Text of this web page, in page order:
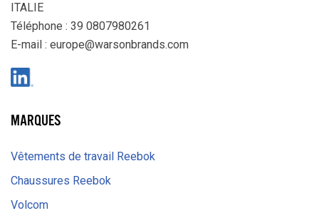
ITALIE
Téléphone : 39 0807980261
E-mail : europe@warsonbrands.com
MARQUES
Vêtements de travail Reebok
Chaussures Reebok
Volcom